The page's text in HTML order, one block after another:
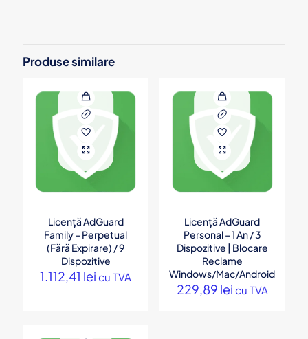
să scrie o recenzie.
Produse similare
Licență AdGuard
Family – Perpetual
(Fără Expirare) / 9
Dispozitive
1.112,41 lei cu TVA
Licență AdGuard
Personal – 1 An / 3
Dispozitive | Blocare
Reclame
Windows/Mac/Android
229,89 lei cu TVA